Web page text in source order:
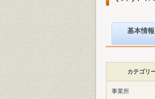
基本情報
カテゴリ
事業所